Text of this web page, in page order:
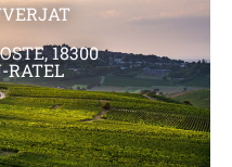
18300
RATEL